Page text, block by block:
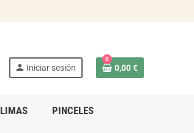
person Iniciar sesión
0
0,00 €
LIMAS PINCELES